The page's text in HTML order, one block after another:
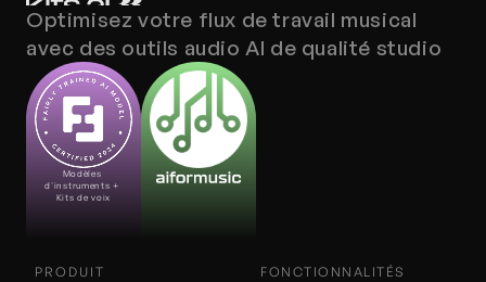
Optimisez votre flux de travail musical
avec des outils audio AI de qualité studio
Modèles
d'instruments +
Kits de voix
PRODUIT
FONCTIONNALITÉS